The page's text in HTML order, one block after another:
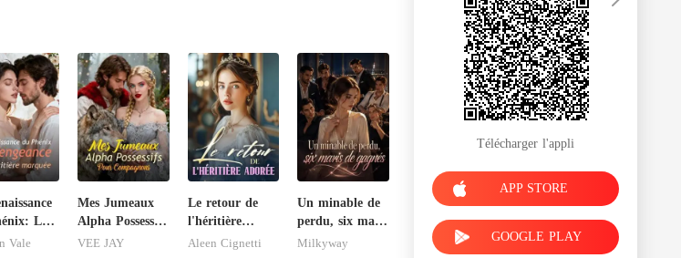
La
de
Vale
Mes Jumeaux
Alpha Possessifs
Pour
VEE JAY
Le retour de
l'héritière
adorée
Aleen Cignetti
Un minable de
perdu, six maris
de gagnés
Milkyway
Télécharger l'appli
APP STORE
GOOGLE PLAY